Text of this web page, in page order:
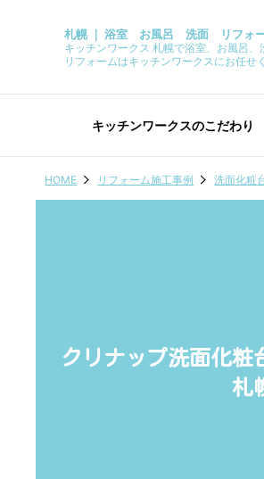
札幌 ｜ 浴室 お風呂 洗面 リフォー
キッチンワークス 札幌で浴室、お風呂、
リフォームはキッチンワークスにお任せ
キッチンワークスのこだわり
HOME リフォーム施工事例 洗面化粧
クリナップ洗面化
札